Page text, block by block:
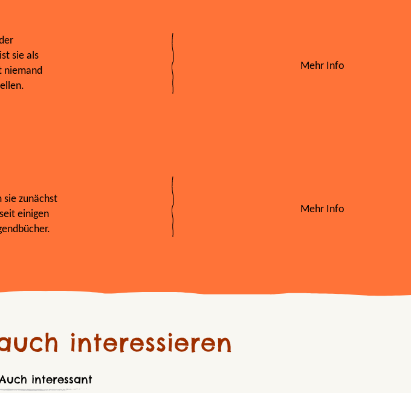
sie als
niemand
Mehr Info
sie zunächst
einigen
Mehr Info
interessieren
interessant